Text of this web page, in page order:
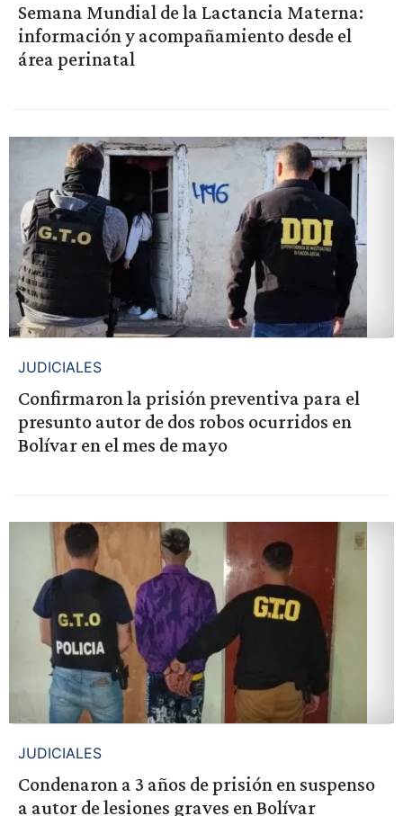
Semana Mundial de la Lactancia Materna:
información y acompañamiento desde el
área perinatal
JUDICIALES
Confirmaron la prisión preventiva para el
presunto autor de dos robos ocurridos en
Bolívar en el mes de mayo
JUDICIALES
Condenaron a 3 años de prisión en suspenso
a autor de lesiones graves en Bolívar